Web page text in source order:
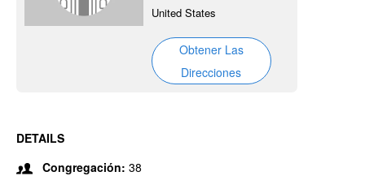
United States
Obtener Las
Direcciones
DETAILS
Congregación: 38